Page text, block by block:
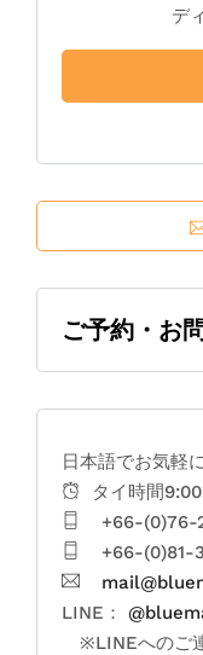
デ
ご予約・お
日本語でお気軽
タイ時間
+66-(0)76-
+66-(0)81-
LINE：
※LINEへのご